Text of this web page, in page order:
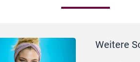
Weitere